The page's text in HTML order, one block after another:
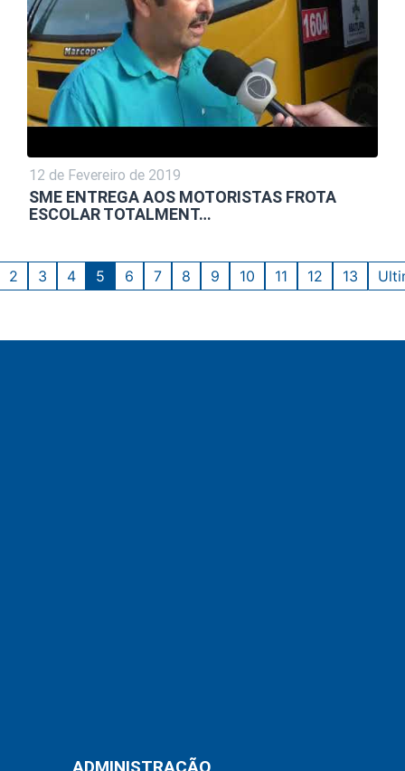
12 de Fevereiro de 2019
SME ENTREGA AOS MOTORISTAS FROTA
ESCOLAR TOTALMENT…
2 3 4 5 6 7 8 9 10 11 12 13
ADMINISTRAÇÃO